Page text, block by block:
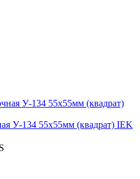
У-134 55х55мм (квадрат) IEK